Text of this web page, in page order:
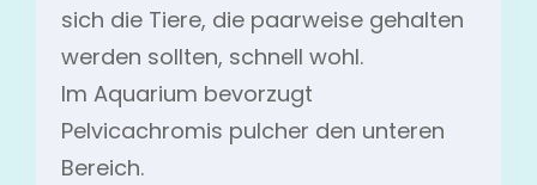
sich die Tiere, die paarweise gehalten
werden sollten, schnell wohl.
Im Aquarium bevorzugt
Pelvicachromis pulcher den unteren
Bereich.